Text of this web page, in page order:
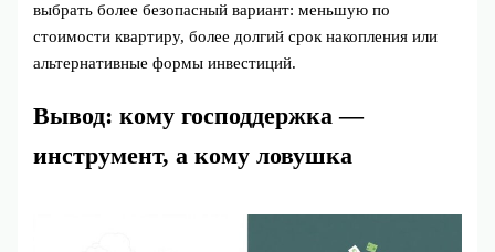
выбрать более безопасный вариант: меньшую по
стоимости квартиру, более долгий срок накопления или
альтернативные формы инвестиций.
Вывод: кому господдержка —
инструмент, а кому ловушка